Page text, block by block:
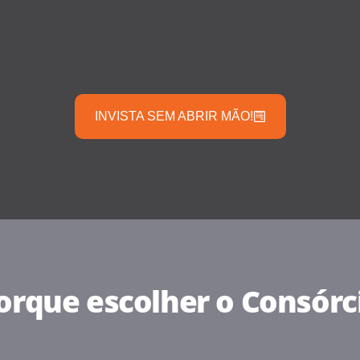
INVISTA SEM ABRIR MÃO!
escolher o